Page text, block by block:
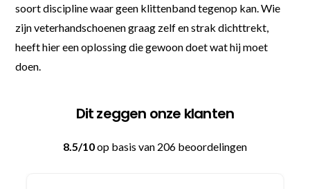
soort discipline waar geen klittenband tegenop kan. Wie
zijn veterhandschoenen graag zelf en strak dichttrekt,
heeft hier een oplossing die gewoon doet wat hij moet
doen.
Dit zeggen onze klanten
8.5/10op basis van 206 beoordelingen